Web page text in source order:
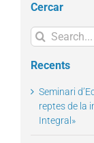
Cercar
Search
for:
Recents
Seminari
reptes de la
Integral»